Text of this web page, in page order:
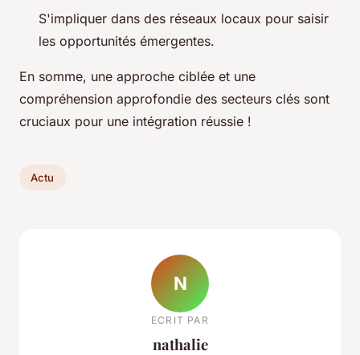
S'impliquer dans des réseaux locaux pour saisir
les opportunités émergentes.
En somme, une approche ciblée et une
compréhension approfondie des secteurs clés sont
cruciaux pour une intégration réussie !
Actu
N
ECRIT PAR
nathalie